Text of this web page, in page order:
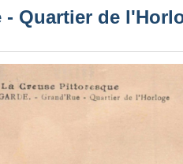
- Quartier de